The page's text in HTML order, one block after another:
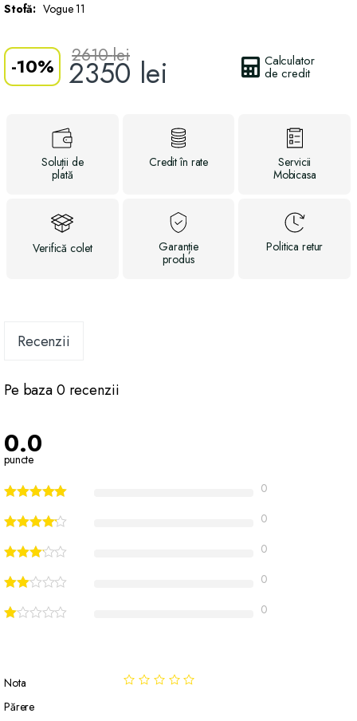
Stofă: Vogue 11
-10% 2350 lei
2610lei Calculator
de credit
Soluții de
plată
Creditîn rate
Servicii
Mobicasa
Verificăcolet
Garanție
produs
Politicaretur
Recenzii
Pe baza 0 recenzii
0.0
puncte
0
0
0
0
0
Nota
Părere